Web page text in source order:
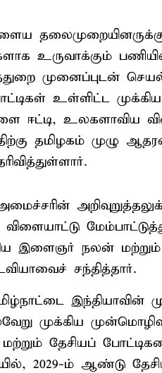
உருவாக்கும்
முனைப்புடன்
உள்ளிட்ட
ஈட்டி, உலகளாவிய
தமிழகம் முழு
விளையாட்டு
இளைஞர் நலன் மற்றும்
சந்தித்தார்.
இந்தியாவின்
முக்கிய
தேசியப்
2029-ம் ஆண்டு